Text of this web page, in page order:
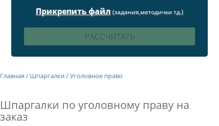
Прикрепить файл (задания,методички тд.)
Главная / Шпаргалки /Уголовное право
Шпаргалки по уголовному праву на
заказ